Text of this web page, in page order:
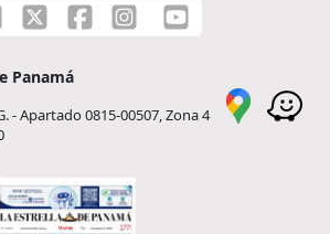
Panamá
- Apartado 0815-00507, Zona 4